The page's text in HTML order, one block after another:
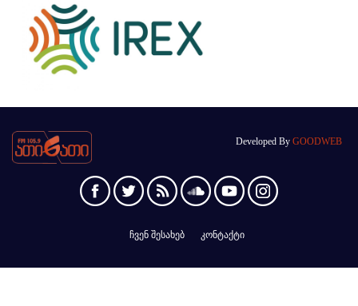
Developed By GOODWEB
ჩვენ შესახებ კონტაქტი